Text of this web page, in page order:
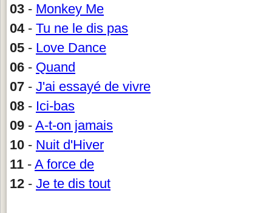
03 - Monkey Me
04- Tu ne le dis pas
05 - Love Dance
06 - Quand
07 - J'ai essayé de vivre
08 - Ici-bas
09 - A-t-on jamais
10 - Nuit d'Hiver
11 - A force de
12 - Je te dis tout